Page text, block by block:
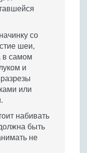
со
шеи,
в самом
и
или
набивать
быть
не